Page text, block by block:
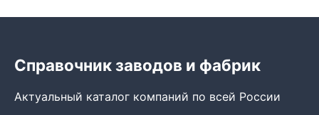
Справочник заводов и фабрик
Актуальный каталог компаний по всей России